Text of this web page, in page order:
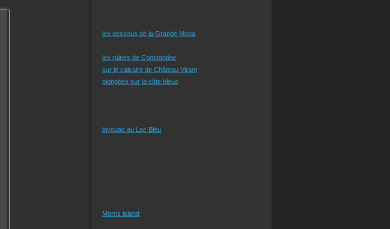
les dessous de la Grande Mona
les ruines de Constantine
sur le calcaire de Château Virant
plongées sur la côte bleue
bivouac au Lac Bleu
Morris island